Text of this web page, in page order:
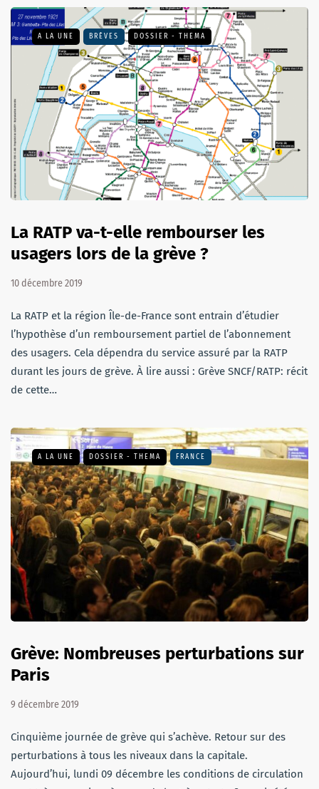
A LA UNE BRÈVES DOSSIER - THEMA
La RATP va-t-elle rembourser les
usagers lors de la grève ?
10 décembre 2019
La RATP et la région Île-de-France sont entrain d’étudier
l’hypothèse d’un remboursement partiel de l’abonnement
des usagers. Cela dépendra du service assuré par la RATP
durant les jours de grève. À lire aussi : Grève SNCF/RATP: récit
de cette…
A LA UNE DOSSIER - THEMA FRANCE
Grève: Nombreuses perturbations sur
Paris
9 décembre 2019
Cinquième journée de grève qui s’achève. Retour sur des
perturbations à tous les niveaux dans la capitale.
Aujourd’hui, lundi 09 décembre les conditions de circulation